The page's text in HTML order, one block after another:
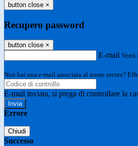
button close ×
Recupero password
button close ×
E-mail
Non hai una e-mail associata al nome utente?
E-mail inviata, si prega di controllare la
Errore
Chiudi
Successo